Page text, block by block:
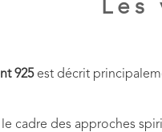
Les
925est décrit
cadre des approches